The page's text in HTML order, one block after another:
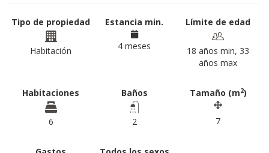
Tipo de propiedad
Habitación
Estancia min.
4 meses
Límite de edad
18 años min, 33
años max
Habitaciones
6
Baños
2
Tamaño (m2)
7